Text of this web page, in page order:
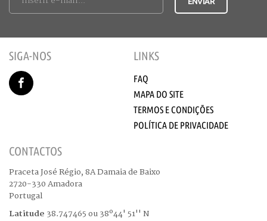
SIGA-NOS LINKS
FAQ
MAPA DO SITE
TERMOS E CONDIÇÕES
POLÍTICA DE PRIVACIDADE
CONTACTOS
Praceta José Régio, 8A Damaia de Baixo
2720-330 Amadora
Portugal
Latitude 38.747465 ou 38º44' 51'' N